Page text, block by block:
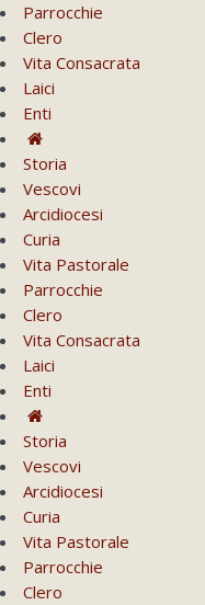
Parrocchie
Clero
Vita Consacrata
Laici
Enti
Storia
Vescovi
Arcidiocesi
Curia
Vita Pastorale
Parrocchie
Clero
Vita Consacrata
Laici
Enti
Storia
Vescovi
Arcidiocesi
Curia
Vita Pastorale
Parrocchie
Clero